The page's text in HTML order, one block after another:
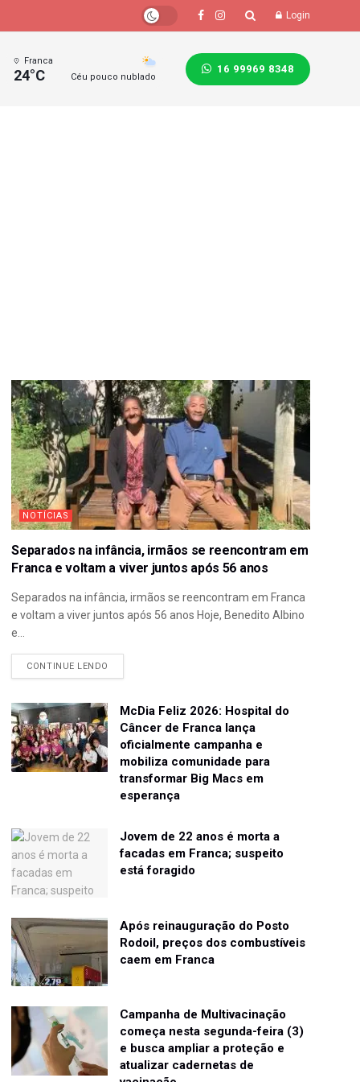
Login
Franca
24°C Céu pouco nublado
16 99969 8348
NOTÍCIAS
Separados na infância, irmãos se reencontram em
Franca e voltam a viver juntos após 56 anos
Separados na infância, irmãos se reencontram em Franca
e voltam a viver juntos após 56 anos Hoje, Benedito Albino
e...
CONTINUE LENDO
McDia Feliz 2026: Hospital do
Câncer de Franca lança
oficialmente campanha e
mobiliza comunidade para
transformar Big Macs em
esperança
Jovem de 22 anos é morta a
facadas em Franca; suspeito
está foragido
Após reinauguração do Posto
Rodoil, preços dos combustíveis
caem em Franca
Campanha de Multivacinação
começa nesta segunda-feira (3)
e busca ampliar a proteção e
atualizar cadernetas de